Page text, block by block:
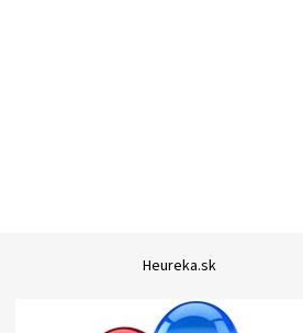
Heureka.sk